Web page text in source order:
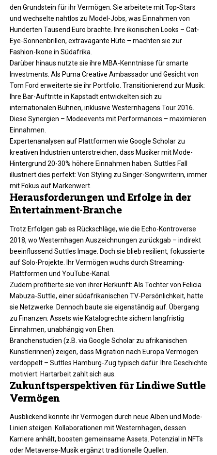
den Grundstein für ihr Vermögen. Sie arbeitete mit Top-Stars
und wechselte nahtlos zu Model-Jobs, was Einnahmen von
Hunderten Tausend Euro brachte. Ihre ikonischen Looks – Cat-
Eye-Sonnenbrillen, extravagante Hüte – machten sie zur
Fashion-Ikone in Südafrika.
Darüber hinaus nutzte sie ihre MBA-Kenntnisse für smarte
Investments. Als Puma Creative Ambassador und Gesicht von
Tom Ford erweiterte sie ihr Portfolio. Transitionierend zur Musik:
Ihre Bar-Auftritte in Kapstadt entwickelten sich zu
internationalen Bühnen, inklusive Westernhagens Tour 2016.
Diese Synergien – Modeevents mit Performances – maximieren
Einnahmen.
Expertenanalysen auf Plattformen wie Google Scholar zu
kreativen Industrien unterstreichen, dass Musiker mit Mode-
Hintergrund 20-30% höhere Einnahmen haben. Suttles Fall
illustriert dies perfekt: Von Styling zu Singer-Songwriterin, immer
mit Fokus auf Markenwert.​
Herausforderungen und Erfolge in der
Entertainment-Branche
Trotz Erfolgen gab es Rückschläge, wie die Echo-Kontroverse
2018, wo Westernhagen Auszeichnungen zurückgab – indirekt
beeinflussend Suttles Image. Doch sie blieb resilient, fokussierte
auf Solo-Projekte. Ihr Vermögen wuchs durch Streaming-
Plattformen und YouTube-Kanal.
Zudem profitierte sie von ihrer Herkunft: Als Tochter von Felicia
Mabuza-Suttle, einer südafrikanischen TV-Persönlichkeit, hatte
sie Netzwerke. Dennoch baute sie eigenständig auf. Übergang
zu Finanzen: Assets wie Katalogrechte sichern langfristig
Einnahmen, unabhängig von Ehen.
Branchenstudien (z.B. via Google Scholar zu afrikanischen
Künstlerinnen) zeigen, dass Migration nach Europa Vermögen
verdoppelt – Suttles Hamburg-Zug typisch dafür. Ihre Geschichte
motiviert: Hartarbeit zahlt sich aus.​
Zukunftsperspektiven für Lindiwe Suttle
Vermögen
Ausblickend könnte ihr Vermögen durch neue Alben und Mode-
Linien steigen. Kollaborationen mit Westernhagen, dessen
Karriere anhält, boosten gemeinsame Assets. Potenzial in NFTs
oder Metaverse-Musik ergänzt traditionelle Quellen.